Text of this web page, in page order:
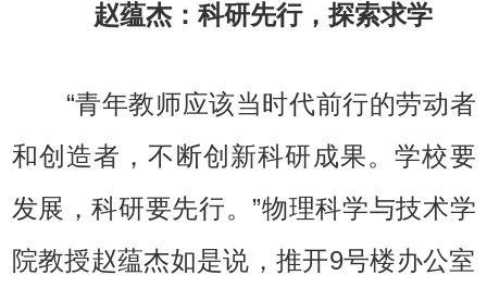
赵蕴杰：科研先行，探索求学
“青年教师应该当时代前行的劳动者
和创造者，不断创新科研成果。学校要
发展，科研要先行。”物理科学与技术学
院教授赵蕴杰如是说，推开9号楼办公室